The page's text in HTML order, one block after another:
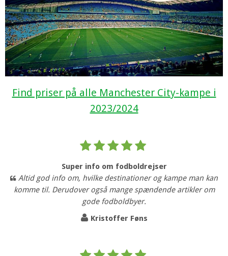
Find priser på alle Manchester City-kampe i
2023/2024
Super info om fodboldrejser
Altid god info om, hvilke destinationer og kampe man kan
komme til. Derudover også mange spændende artikler om
gode fodboldbyer.
Kristoffer Føns